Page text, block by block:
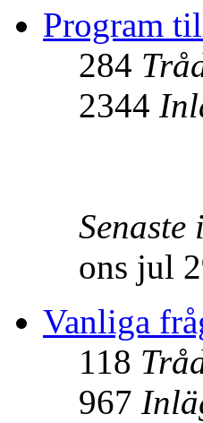
Program
284
2344
Senaste
ons jul
Vanliga
118
967